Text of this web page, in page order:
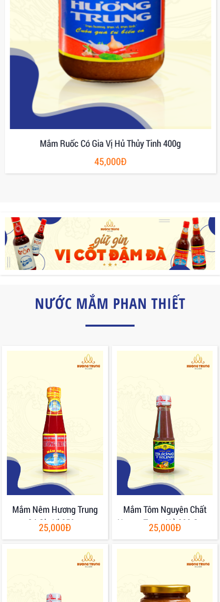
Mắm Ruốc Có Gia Vị Hủ Thủy Tinh 400g
45,000Đ
NƯỚC MẮM PHAN THIẾT
Mắm Nêm Hương Trung
Có Gia Vị 250gr
25,000Đ
Mắm Tôm Nguyên Chất
Hương Trung Hủ 200 Gram
25,000Đ